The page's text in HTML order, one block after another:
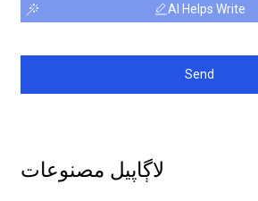
AI Helps Write
Send
لاڳاپيل مصنوعات